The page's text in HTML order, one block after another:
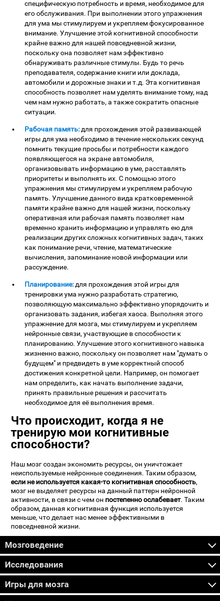
специфическую потребность и время, необходимое для
его обслуживания. При выполнении этого упражнения
для ума мы стимулируем и укрепляем фокусированное
внимание. Улучшение этой когнитивной способности
крайне важно для нашей повседневной жизни,
поскольку она позволяет нам эффективно
обнаруживать различные стимулы. Будь то речь
преподавателя, содержание книги или доклада,
автомобили и дорожные знаки и т.д. Эта когнитивная
способность позволяет нам уделять внимание тому, над
чем нам нужно работать, а также сократить опасные
ситуации.
Рабочая память:для прохождения этой развивающей
игры для ума необходимо в течение нескольких секунд
помнить текущие просьбы и потребности каждого
появляющегося на экране автомобиля,
организовывать информацию в уме, расставлять
приоритеты и выполнять их. С помощью этого
упражнения мы стимулируем и укрепляем рабочую
память. Улучшение данного вида кратковременной
памяти крайне важно для нашей жизни, поскольку
оперативная или рабочая память позволяет нам
временно хранить информацию и управлять ею для
реализации других сложных когнитивных задач, таких
как понимание речи, чтение, математические
вычисления, запоминание новой информации или
рассуждение.
Планирование:для прохождения этой игры для
тренировки ума нужно разработать стратегию,
позволяющую максимально эффективно упорядочить и
организовать задания, избегая хаоса. Выполняя этого
упражнение для мозга, мы стимулируем и укрепляем
нейронные связи, участвующие в способности к
планированию. Улучшение этого когнитивного навыка
жизненно важно, поскольку он позволяет нам "думать о
будущем" и предвидеть в уме корректный способ
достижения конкретной цели. Например, он помогает
нам определить, как начать выполнение задачи,
принять правильные решения и рассчитать
необходимое для её выполнения время.
Что происходит, когда я не
тренирую мои когнитивные
способности?
Наш мозг создан экономить ресурсы, он уничтожает
неиспользуемые нейронные соединения. Таким образом,
если не используется какая-то когнитивная способность,
мозг не выделяет ресурсы на данный паттерн нейронной
активности, в связи с чем он постепенно ослабевает. Таким
образом, данная когнитивная функция используется
меньше, что делает нас менее эффективными в
повседневной жизни.
Мозговедение
Исследования
Игры для мозга